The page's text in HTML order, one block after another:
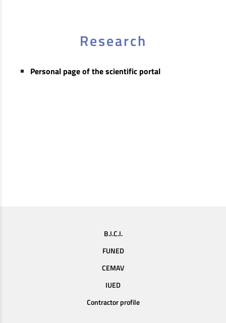
Research
Personal page of the scientific portal
B.I.C.I.
FUNED
CEMAV
IUED
Contractor profile